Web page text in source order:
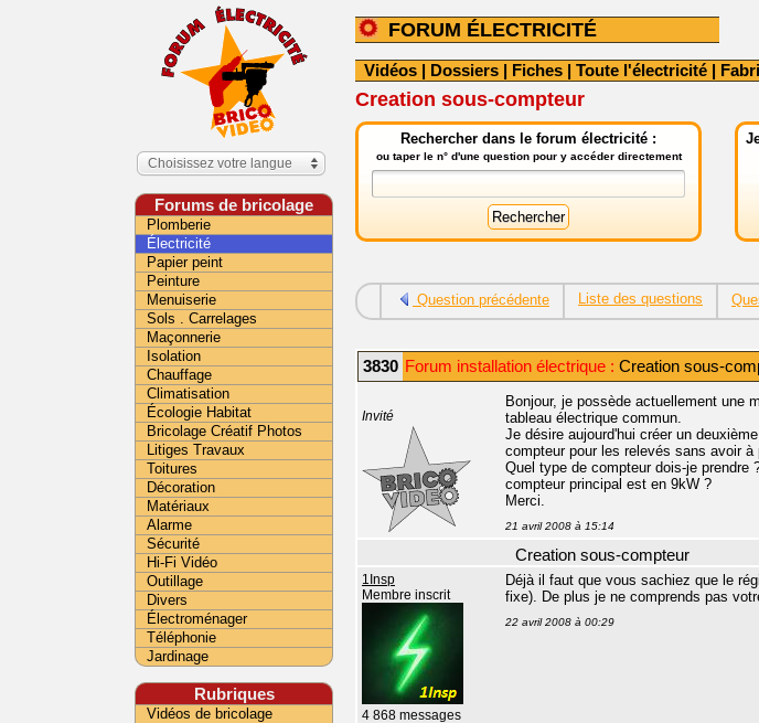
FORUM ÉLECTRICITÉ
Vidéos | Dossiers | Fiches | Toute l'électricité |
Creation sous-compteur
Rechercher dans le forum électricité :
ou taper le n° d'une question pour y accéder directement
Question précédente Liste des questions
3830 Forum installation électrique : Creation sous-
Invité
Bonjour, je possède actuellement une
tableau électrique commun.
Je désire aujourd'hui créer un
compteur pour les relevés sans avoir à
Quel type de compteur dois-je prendre
compteur principal est en 9kW ?
Merci.
21 avril 2008 à 15:14
Creation sous-compteur
1Insp
Membre inscrit
4 868 messages
Déjà il faut que vous sachiez que le
fixe). De plus je ne comprends pas
22 avril 2008 à 00:29
Choisissez votre langue
Forums de bricolage
Plomberie
Électricité
Papier peint
Peinture
Menuiserie
Sols . Carrelages
Maçonnerie
Isolation
Chauffage
Climatisation
Écologie Habitat
Bricolage Créatif Photos
Litiges Travaux
Toitures
Décoration
Matériaux
Alarme
Sécurité
Hi-Fi Vidéo
Outillage
Divers
Électroménager
Téléphonie
Jardinage
Rubriques
Vidéos de bricolage